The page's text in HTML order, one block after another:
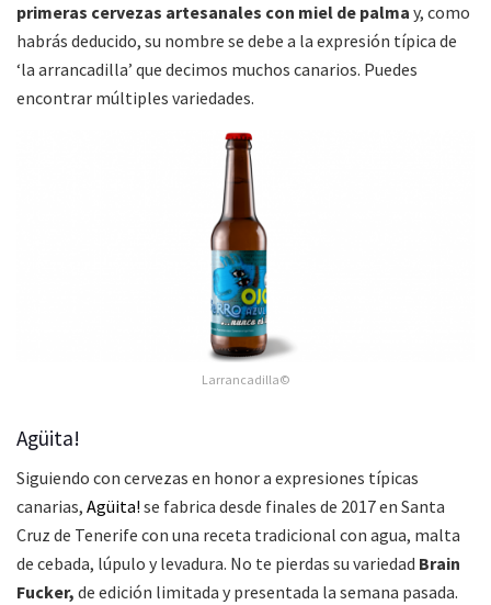
primeras cervezas artesanales con miel de palma y, como
habrás deducido, su nombre se debe a la expresión típica de
‘la arrancadilla’ que decimos muchos canarios. Puedes
encontrar múltiples variedades.
Larrancadilla©
Agüita!
Siguiendo con cervezas en honor a expresiones típicas
canarias, Agüita! se fabrica desde finales de 2017 en Santa
Cruz de Tenerife con una receta tradicional con agua, malta
de cebada, lúpulo y levadura. No te pierdas su variedad Brain
Fucker, de edición limitada y presentada la semana pasada.